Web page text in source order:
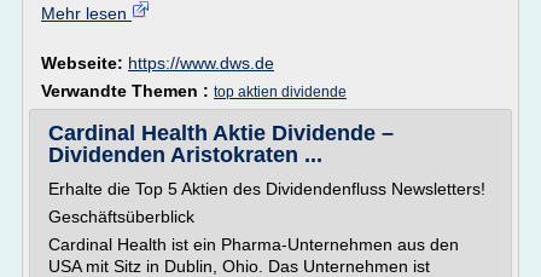
Mehr lesen
Webseite: https://www.dws.de
Verwandte Themen : top aktien dividende
Cardinal Health Aktie Dividende –
Dividenden Aristokraten ...
Erhalte die Top 5 Aktien des Dividendenfluss Newsletters!
Geschäftsüberblick
Cardinal Health ist ein Pharma-Unternehmen aus den
USA mit Sitz in Dublin, Ohio. Das Unternehmen ist